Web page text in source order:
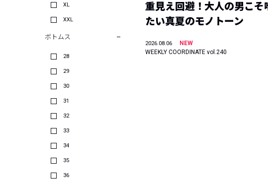
XL
XXL
ボトムス
28
29
30
31
32
33
34
35
36
重見え回避！大人の男こそ
たい真夏のモノトーン
2026.08.06
NEW
WEEKLY COORDINATE vol.240